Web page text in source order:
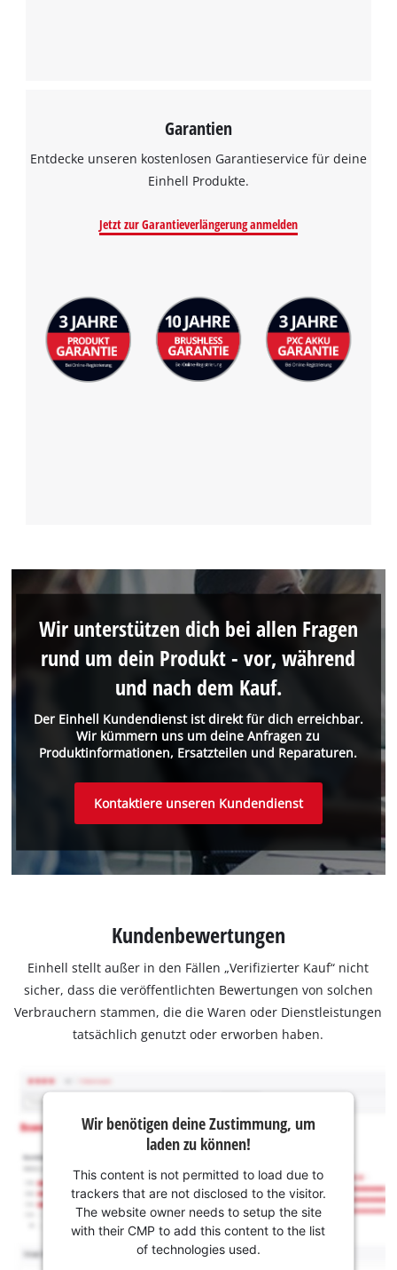
Garantien
Entdecke unseren kostenlosen Garantieservice für deine
Einhell Produkte.
Jetzt zur Garantieverlängerung anmelden
Der Einhell Kundendienst ist direkt für dich erreichbar.
Wir kümmern uns um deine Anfragen zu
Produktinformationen, Ersatzteilen und Reparaturen.
Wir unterstützen dich bei allen Fragen
rund um dein Produkt - vor, während
und nach dem Kauf.
Kontaktiere unseren Kundendienst
Kundenbewertungen
Einhell stellt außer in den Fällen „Verifizierter Kauf“ nicht
sicher, dass die veröffentlichten Bewertungen von solchen
Verbrauchern stammen, die die Waren oder Dienstleistungen
tatsächlich genutzt oder erworben haben.
Wir benötigen deine Zustimmung, um
laden zu können!
This content is not permitted to load due to
trackers that are not disclosed to the visitor.
The website owner needs to setup the site
with their CMP to add this content to the list
of technologies used.